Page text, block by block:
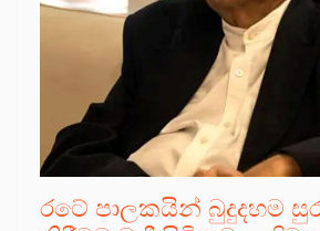
රටේ පාලකයින් බුදුදහම